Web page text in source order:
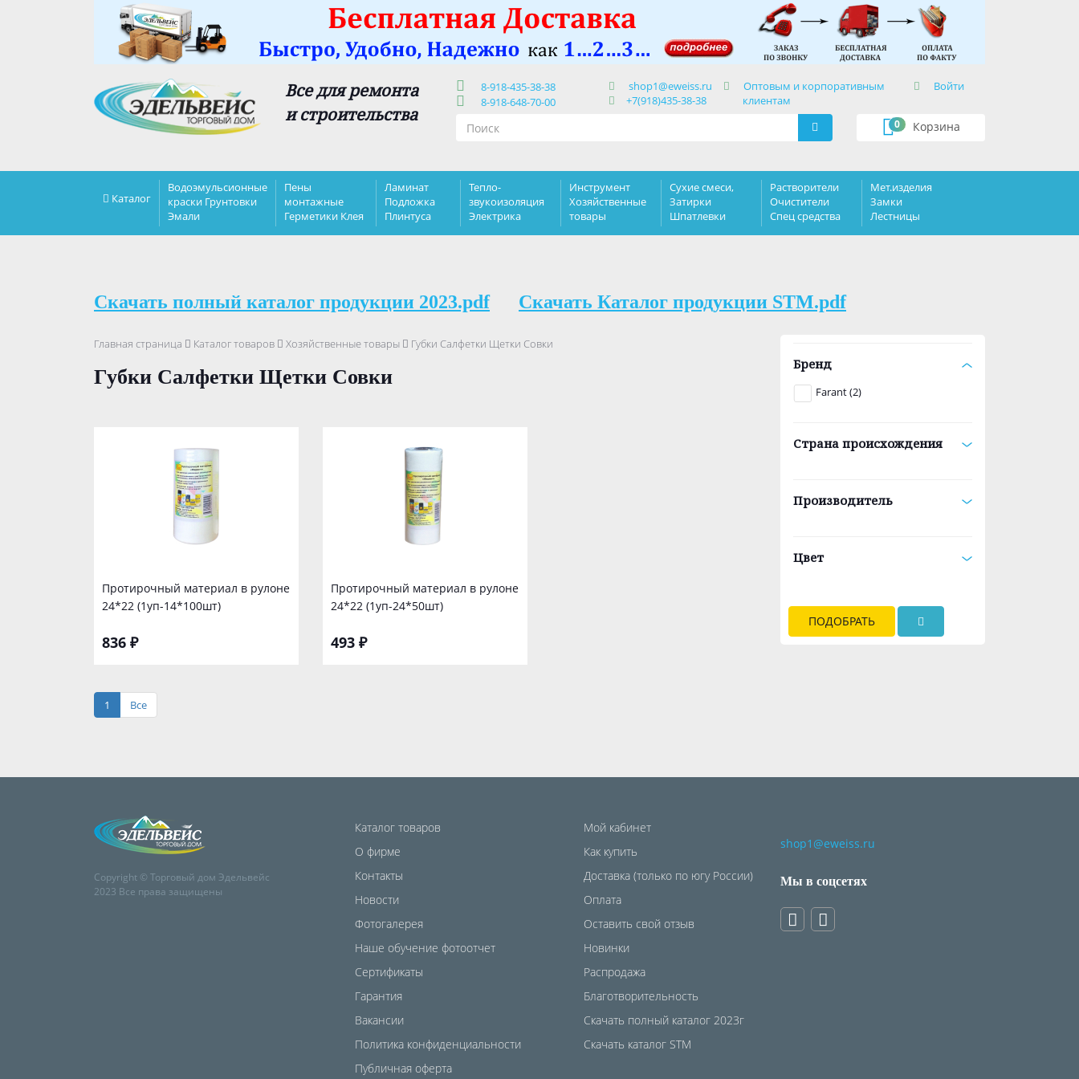
Все для ремонта
и строительства
8-918-435-38-38
8-918-648-70-00
shop1@eweiss.ru
+7(918)435-38-38
Оптовым и корпоративным
клиентам
Войти
Корзина
0
Каталог
Водоэмульсионные
краски Грунтовки
Эмали
Пены
монтажные
Герметики Клея
Ламинат
Подложка
Плинтуса
Тепло-
звукоизоляция
Электрика
Инструмент
Хозяйственные
товары
Сухие смеси,
Затирки
Шпатлевки
Растворители
Очистители
Спец средства
Мет.изделия
Замки
Лестницы
Скачать полный каталог продукции 2023.pdf Скачать Каталог продукции STM.pdf
Бренд
Farant (2)
Страна происхождения
Производитель
Цвет
ПОДОБРАТЬ
Главная страница Каталог товаров Хозяйственные товары Губки Салфетки Щетки Совки
Губки Салфетки Щетки Совки
Протирочный материал в рулоне
24*22 (1уп-14*100шт)
836 ₽
Протирочный материал в рулоне
24*22 (1уп-24*50шт)
493 ₽
1 Все
Copyright © Торговый дом Эдельвейс
2023 Все права защищены
Каталог товаров
О фирме
Контакты
Новости
Фотогалерея
Наше обучение фотоотчет
Сертификаты
Гарантия
Вакансии
Политика конфиденциальности
Публичная оферта
Мой кабинет
Как купить
Доставка (только по югу России)
Оплата
Оставить свой отзыв
Новинки
Распродажа
Благотворительность
Скачать полный каталог 2023г
Скачать каталог STM
shop1@eweiss.ru
Мы в соцсетях